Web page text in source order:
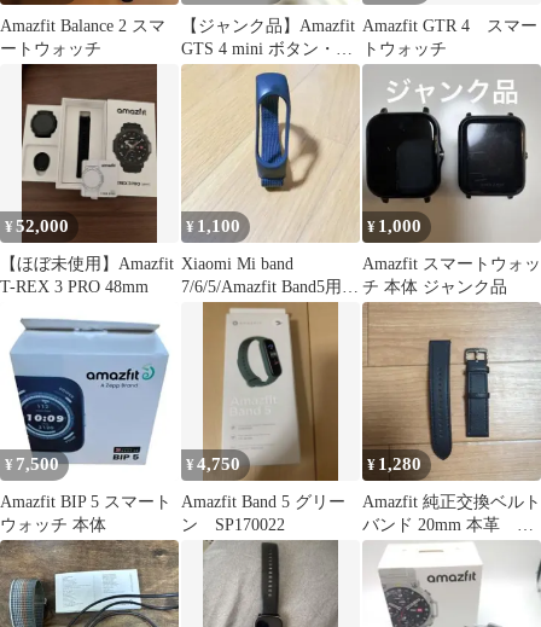
Amazfit Balance 2 スマ
ートウォッチ
【ジャンク品】Amazfit
GTS 4 mini ボタン・タ
ッチ操作不良
Amazfit GTR 4 スマー
トウォッチ
¥52,000
【ほぼ未使用】Amazfit
T-REX 3 PRO 48mm
¥ 1,100
Xiaomi Mi band
7/6/5/Amazfit Band5用
バンド
¥ 1,000
Amazfit スマートウォッ
チ 本体 ジャンク品
¥ 7,500
Amazfit BIP 5 スマート
ウォッチ 本体
¥4,750
Amazfit Band 5 グリー
ン SP170022
¥ 1,280
Amazfit 純正交換ベルト
バンド 20mm 本革 ブ
ラック